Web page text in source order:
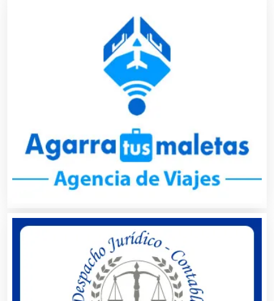
Artículos Deportivos
Artículos Importados
Artículos para Regalos
Artículos Personales
Artículos Publicitarios